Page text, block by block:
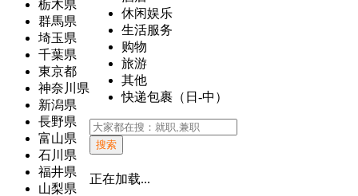
栃木県
群馬県
埼玉県
千葉県
東京都
神奈川県
新潟県
長野県
富山県
石川県
福井県
山梨県
休闲娱乐
生活服务
购物
旅游
其他
快递包裹（日-中）
搜索
正在加载...